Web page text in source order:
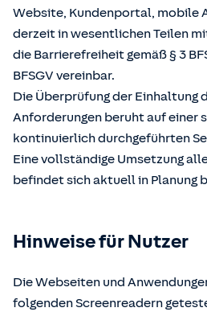
Website, Kundenportal, mobile
derzeit in wesentlichen Teilen
die Barrierefreiheit gemäß § 3
BFSGV vereinbar.
Die Überprüfung der Einhaltung
Anforderungen beruht auf einer
kontinuierlich durchgeführten
Eine vollständige Umsetzung
befindet sich aktuell in Planung
Hinweise für Nutzer
Die Webseiten und
folgenden Screenreadern